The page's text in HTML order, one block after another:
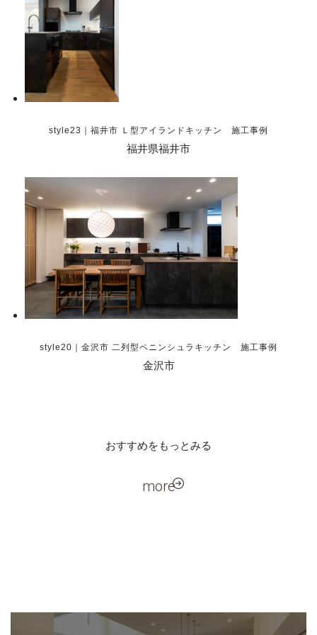
style23｜福井市 Ｌ型アイランドキッチン 施工事例
福井県福井市
style20｜金沢市 二列型ペニンシュラキッチン 施工事例
金沢市
おすすめをもっとみる
more